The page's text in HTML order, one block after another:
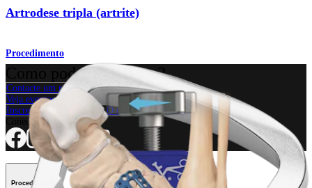
Artrodese tripla (artrite)
Procedimento
Como podemos ajudar?
Contacte um representante
Veja eventos, laboratórios e oportunidades educacionais
Inscreva-se para receber: O que há de novo na Arthrex?
Conecte-se conosco
Procedimento